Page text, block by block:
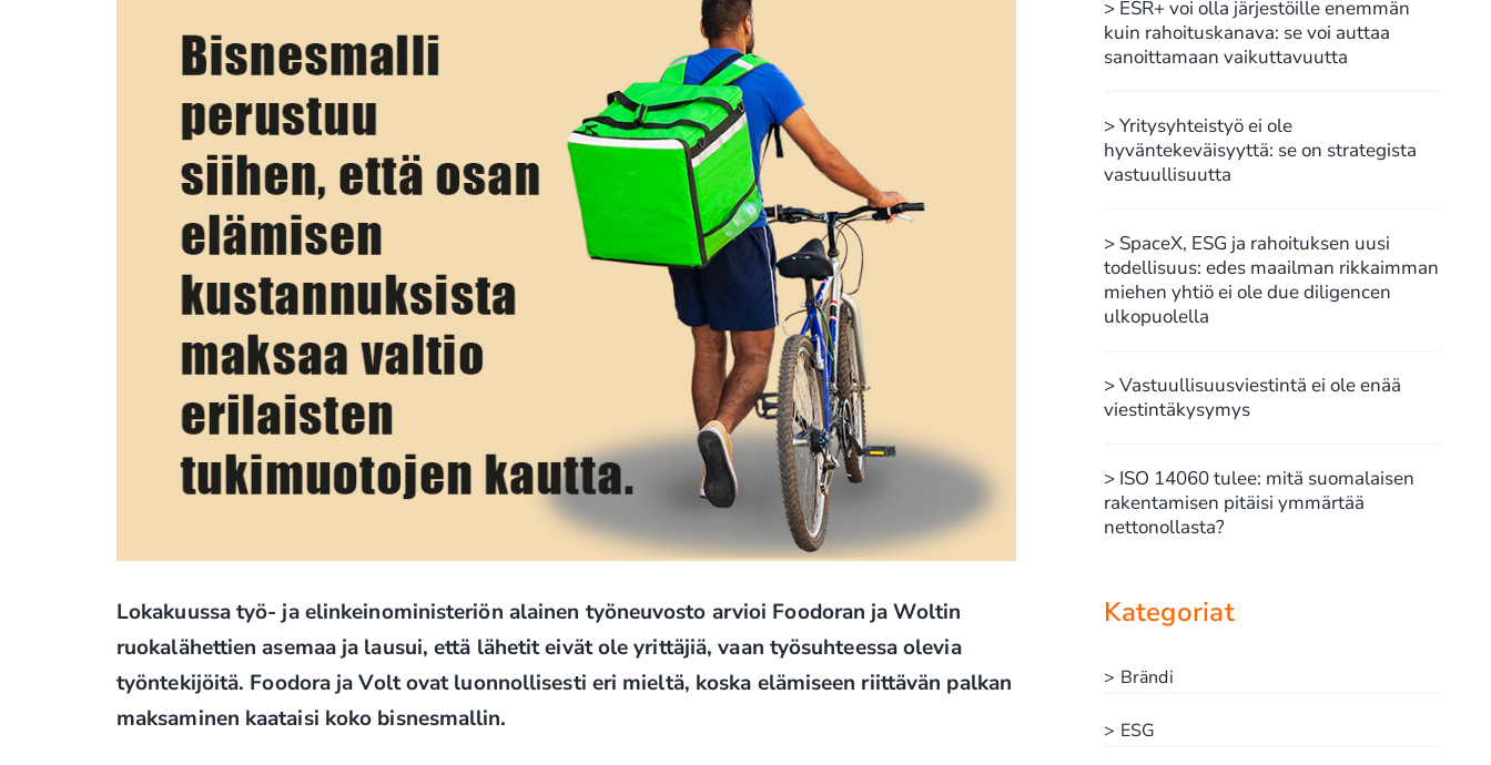
Lokakuussa työ- ja elinkeinoministeriön alainen työneuvosto arvioi Foodoran ja Woltin
ruokalähettien asemaa ja lausui, että lähetit eivät ole yrittäjiä, vaan työsuhteessa olevia
työntekijöitä. Foodora ja Volt ovat luonnollisesti eri mieltä, koska elämiseen riittävän palkan
maksaminen kaataisi koko bisnesmallin.
> ESR+ voi olla järjestöille enemmän
kuin rahoituskanava: se voi auttaa
sanoittamaan vaikuttavuutta
> Yritysyhteistyö ei ole
hyväntekeväisyyttä: se on strategista
vastuullisuutta
> SpaceX, ESG ja rahoituksen uusi
todellisuus: edes maailman rikkaimman
miehen yhtiö ei ole due diligencen
ulkopuolella
> Vastuullisuusviestintä ei ole enää
viestintäkysymys
> ISO 14060 tulee: mitä suomalaisen
rakentamisen pitäisi ymmärtää
nettonollasta?
Kategoriat
> Brändi
> ESG